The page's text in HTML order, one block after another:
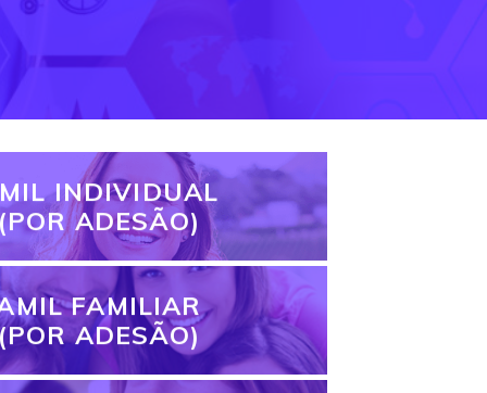
INDIVIDUAL
ADESÃO)
FAMILIAR
ADESÃO)